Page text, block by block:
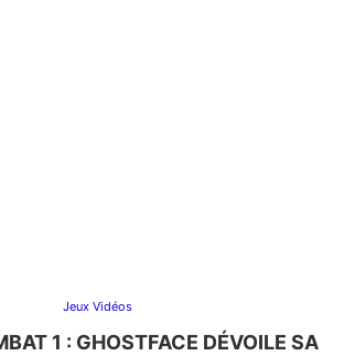
Jeux Vidéos
1 : GHOSTFACE DÉVOILE SA